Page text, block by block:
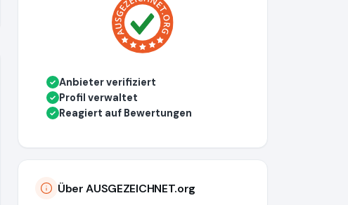
✓ Anbieter verifiziert
✓ Profil verwaltet
✓ Reagiert auf Bewertungen
Über AUSGEZEICHNET.org